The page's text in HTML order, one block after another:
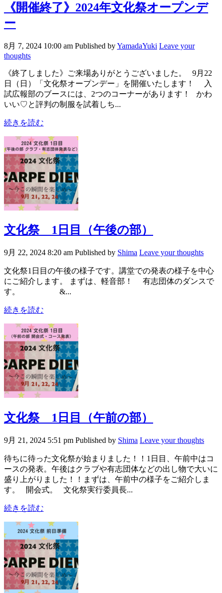
《開催終了》2024年文化祭オープンデ
ー
8月 7, 2024 10:00 am Published byYamadaYuki Leave your
thoughts
《終了しました》ご来場ありがとうございました。 9月22
日（日）「文化祭オープンデー」を開催いたします！ 入
試広報部のブースには、2つのコーナーがあります！ かわ
いい♡と評判の制服を試着しち...
続きを読む
文化祭 1日目（午後の部）
9月 22, 2024 8:20 am Published by Shima Leave your thoughts
文化祭1日目の午後の様子です。講堂での発表の様子を中心
にご紹介します。 まずは、軽音部！ 有志団体のダンスで
す。 &...
続きを読む
文化祭 1日目（午前の部）
9月 21, 2024 5:51 pm Published by Shima Leave your thoughts
待ちに待った文化祭が始まりました！！1日目、午前中はコ
ースの発表。午後はクラブや有志団体などの出し物で大いに
盛り上がりました！！まずは、午前中の様子をご紹介しま
す。 開会式。 文化祭実行委員長...
続きを読む